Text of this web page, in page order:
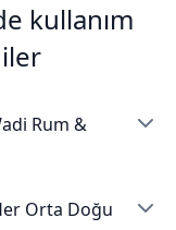
kullanım
Rum &
yardımıyla
Orta Doğu